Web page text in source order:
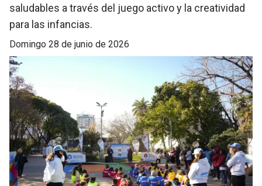
saludables a través del juego activo y la creatividad
para las infancias.
domingo 28 de junio de 2026